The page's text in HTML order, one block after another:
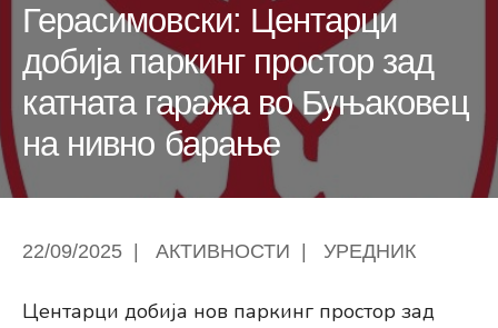
Герасимовски: Центарци
добија паркинг простор зад
катната гаража во Буњаковец
на нивно барање
22/09/2025 АКТИВНОСТИ УРЕДНИК
Центарци добија нов паркинг простор зад